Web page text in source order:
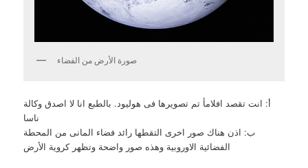
صورة الأرض من الفضاء
أ: انت تقصد افلامأ تم تصويرها فى هوليود. بالطبع انا لا اصدق وكالة
ناسا
ب: اذن هناك صور اخرى التقطها رائد فضاء المانى من المحطة
الفضائية الاوروبية وهذه صور واضحة وتظهر كروية الأرض